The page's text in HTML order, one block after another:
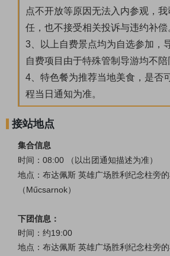
点不开放等原因无法入内参观，
任，也不接受相关投诉与违约补偿
3、以上自费景点均为自选参加，
自费项目由于特殊管制导游均不陪
4、特色餐为推荐当地美食，是否
程当日通知为准。
接站地点
集合信息
时间：08:00 （以出团通知描述为准）
地点：布达佩斯 英雄广场胜利纪念柱旁
（Műcsarnok）
下团信息：
时间：约19:00
地点：布达佩斯 英雄广场胜利纪念柱旁